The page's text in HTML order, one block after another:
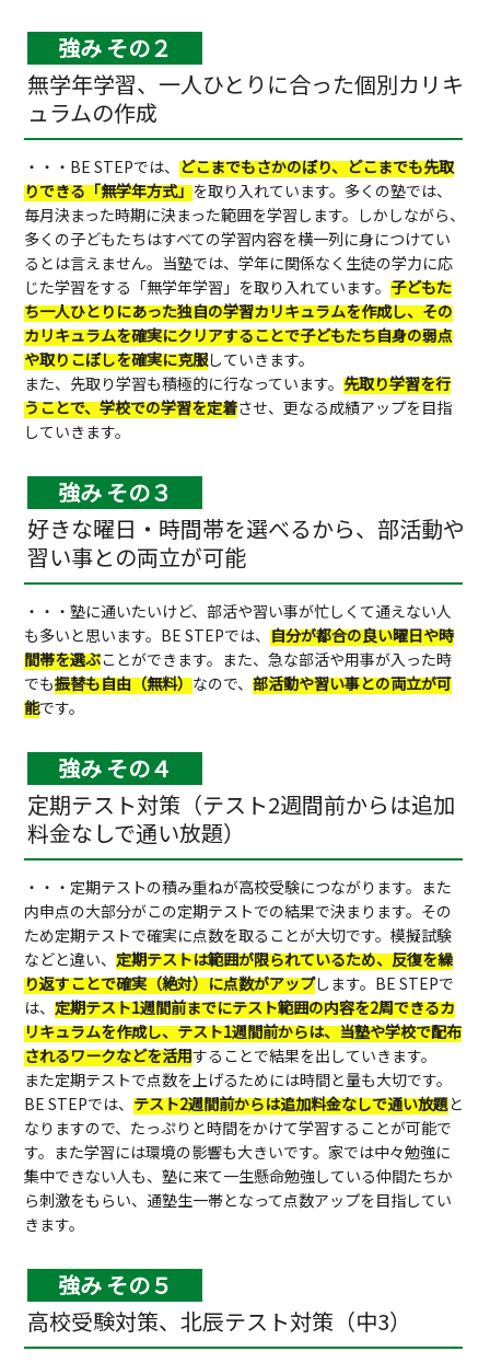
強み その２
無学年学習、一人ひとりに合った個別カリキ
ュラムの作成
・・・BE STEPでは、どこまでもさかのぼり、どこまでも先取
りできる「無学年方式」を取り入れています。多くの塾では、
毎月決まった時期に決まった範囲を学習します。しかしながら、
多くの子どもたちはすべての学習内容を横一列に身につけてい
るとは言えません。当塾では、学年に関係なく生徒の学力に応
じた学習をする「無学年学習」を取り入れています。子どもた
ち一人ひとりにあった独自の学習カリキュラムを作成し、その
カリキュラムを確実にクリアすることで子どもたち自身の弱点
や取りこぼしを確実に克服していきます。
また、先取り学習も積極的に行なっています。先取り学習を行
うことで、学校での学習を定着させ、更なる成績アップを目指
していきます。
強み その３
好きな曜日・時間帯を選べるから、部活動や
習い事との両立が可能
・・・塾に通いたいけど、部活や習い事が忙しくて通えない人
も多いと思います。BE STEPでは、自分が都合の良い曜日や時
間帯を選ぶことができます。また、急な部活や用事が入った時
でも振替も自由（無料）なので、部活動や習い事との両立が可
能です。
強み その４
定期テスト対策（テスト2週間前からは追加
料金なしで通い放題）
・・・定期テストの積み重ねが高校受験につながります。また
内申点の大部分がこの定期テストでの結果で決まります。その
ため定期テストで確実に点数を取ることが大切です。模擬試験
などと違い、定期テストは範囲が限られているため、反復を繰
り返すことで確実（絶対）に点数がアップします。BE STEPで
は、定期テスト1週間前までにテスト範囲の内容を2周できるカ
リキュラムを作成し、テスト1週間前からは、当塾や学校で配布
されるワークなどを活用することで結果を出していきます。
また定期テストで点数を上げるためには時間と量も大切です。
BE STEPでは、テスト2週間前からは追加料金なしで通い放題と
なりますので、たっぷりと時間をかけて学習することが可能で
す。また学習には環境の影響も大きいです。家では中々勉強に
集中できない人も、塾に来て一生懸命勉強している仲間たちか
ら刺激をもらい、通塾生一帯となって点数アップを目指してい
きます。
強み その５
高校受験対策、北辰テスト対策（中3）